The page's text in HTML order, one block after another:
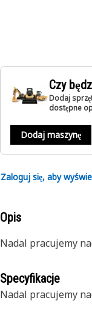
Czy
Dodaj
dostępne
Dodaj maszynę
Zaloguj się, aby
Opis
Nadal pracujemy
Specyfikacje
Nadal pracujemy